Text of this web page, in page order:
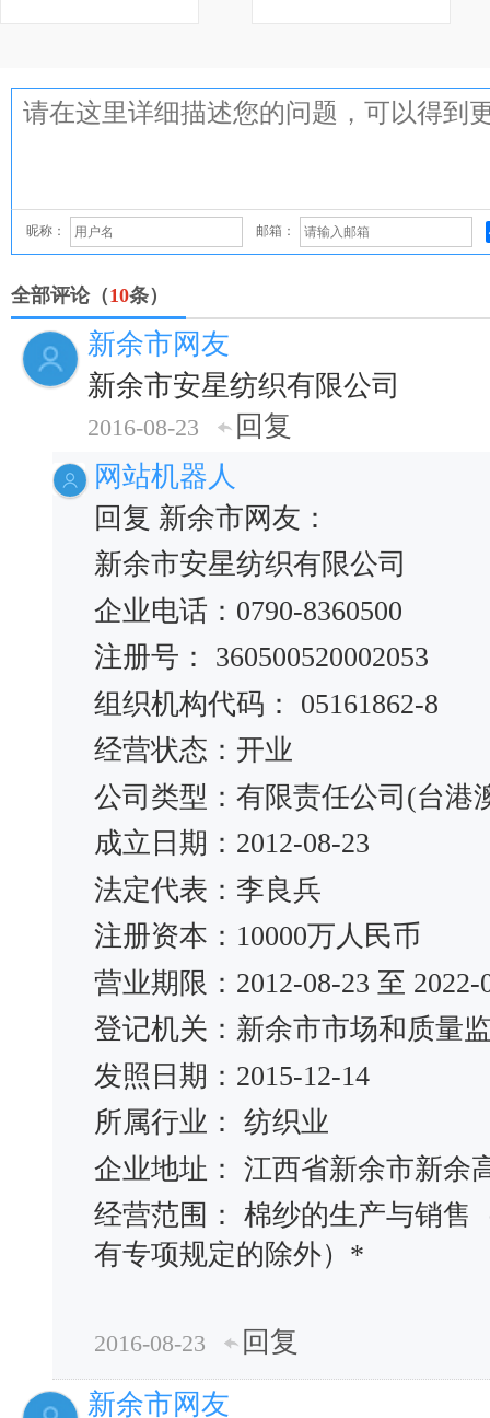
昵称： 邮箱：
全部评论（10条）
新余市网友
新余市安星纺织有限公司
2016-08-23
回复
网站机器人
回复 新余市网友：
新余市安星纺织有限公司
企业电话：0790-8360500
注册号： 360500520002053
组织机构代码： 05161862-8
经营状态：开业
公司类型：有限责任公司(台港
成立日期：2012-08-23
法定代表：李良兵
注册资本：10000万人民币
营业期限：2012-08-23 至 2022-
登记机关：新余市市场和质量
发照日期：2015-12-14
所属行业： 纺织业
企业地址： 江西省新余市新余
经营范围： 棉纱的生产与销售
有专项规定的除外）*
2016-08-23
回复
新余市网友